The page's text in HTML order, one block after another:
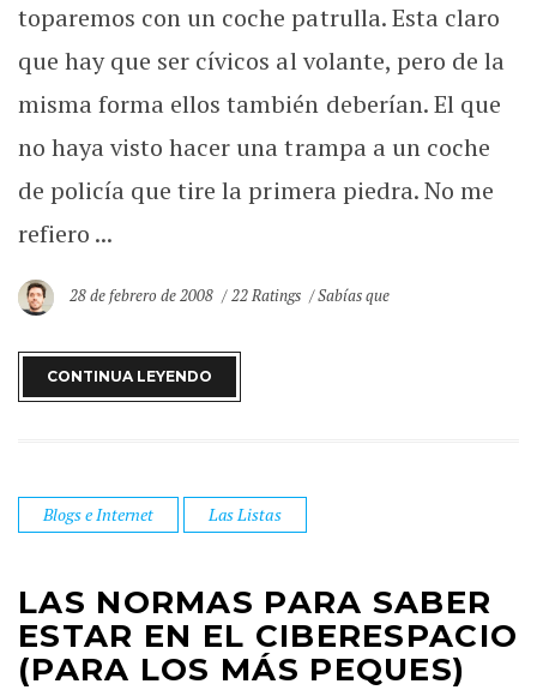
toparemos con un coche patrulla. Esta claro
que hay que ser cívicos al volante, pero de la
misma forma ellos también deberían. El que
no haya visto hacer una trampa a un coche
de policía que tire la primera piedra. No me
refiero ...
28 de febrero de 2008 22 Ratings Sabías que
CONTINUA LEYENDO
Blogs e Internet Las Listas
LAS NORMAS PARA SABER
ESTAR EN EL CIBERESPACIO
(PARA LOS MÁS PEQUES)